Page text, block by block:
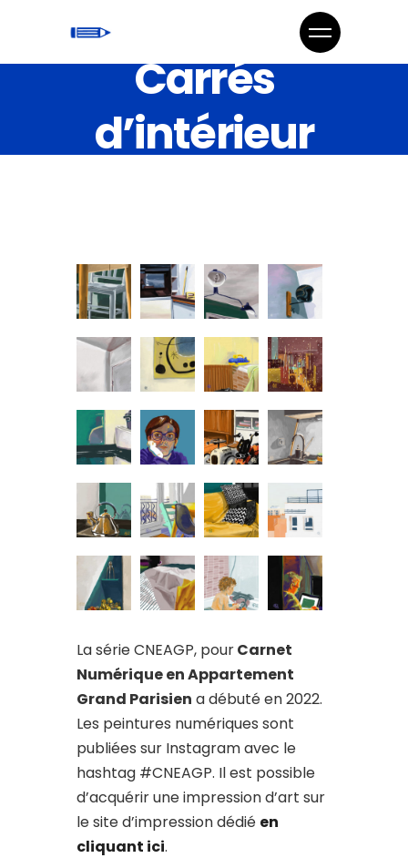
Carrés
d’intérieur
La série CNEAGP, pourCarnet
Numérique en Appartement
Grand Parisien a débuté en 2022.
Les peintures numériques sont
publiées sur Instagram avec le
hashtag #CNEAGP. Il est possible
d’acquérir une impression d’art sur
le site d’impression dédié en
cliquant ici.